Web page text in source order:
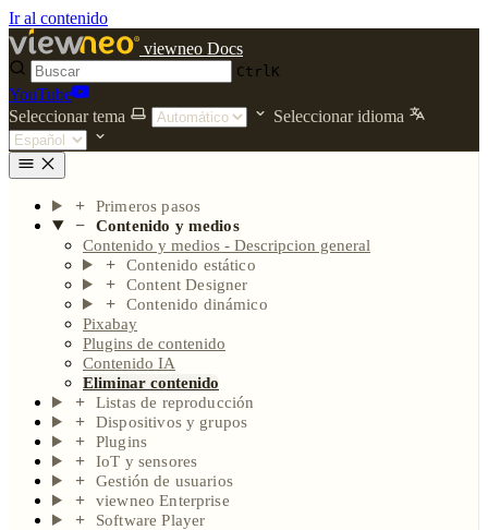
Ir al contenido
viewneo Docs
CtrlK
YouTube
Seleccionar tema
Seleccionar idioma
Primeros pasos
Contenido y medios
Contenido y medios - Descripcion general
Contenido estático
Content Designer
Contenido dinámico
Pixabay
Plugins de contenido
Contenido IA
Eliminar contenido
Listas de reproducción
Dispositivos y grupos
Plugins
IoT y sensores
Gestión de usuarios
viewneo Enterprise
Software Player